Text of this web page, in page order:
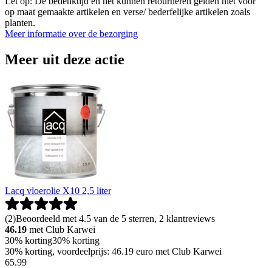
op maat gemaakte artikelen en verse/ bederfelijke artikelen zoals
planten.
Meer informatie over de bezorging
Meer uit deze actie
Lacq vloerolie X10 2,5 liter
(2)Beoordeeld met 4.5 van de 5 sterren, 2 klantreviews
46.19 met Club Karwei
30% korting30% korting
30% korting, voordeelprijs: 46.19 euro met Club Karwei
65.99